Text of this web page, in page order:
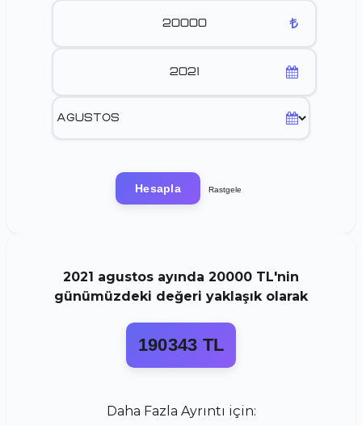
Hesapla Rastgele
2021 agustos ayında 20000 TL'nin
günümüzdeki değeri yaklaşık olarak
190343 TL
Daha Fazla Ayrıntı için: